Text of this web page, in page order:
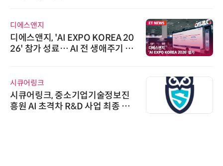
디에스앤지
디에스앤지, 'AI EXPO KOREA 20
26' 참가 성료… AI 전 생애주기 아
시큐어링크
시큐어링크, 중소기업기술정보진
흥원 AI 초격차 R&D 사업 최종 선